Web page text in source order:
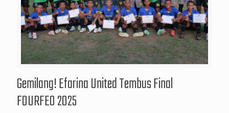
Gemilang! Efarina United Tembus Final
FOURFEO 2025